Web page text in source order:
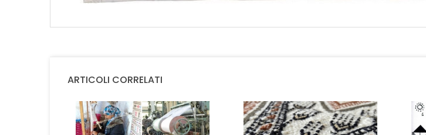
ARTICOLI CORRELATI